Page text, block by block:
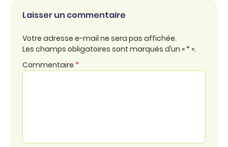
Laisser un commentaire
Votre adresse e-mail ne sera pas affichée.
Les champs obligatoires sont marqués d’un « * ».
Commentaire *